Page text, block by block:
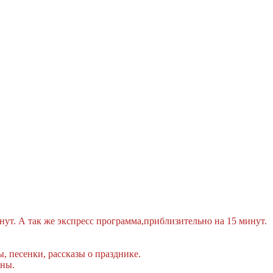
А так же экспресс программа,приблизительно на 15 минут.
песенки, рассказы о празднике.